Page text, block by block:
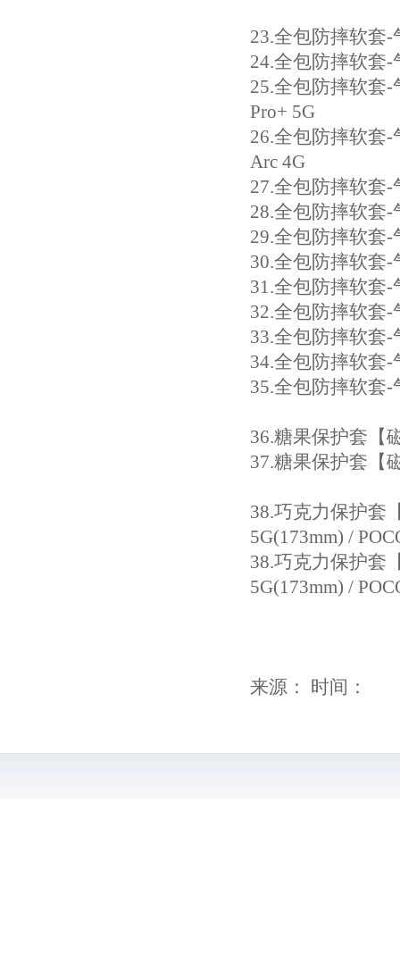
23.全包防摔软套-
24.全包防摔软套-
25.全包防摔软套-
Pro+ 5G
26.全包防摔软套-
Arc 4G
27.全包防摔软套-
28.全包防摔软套-
29.全包防摔软套-
30.全包防摔软套-
31.全包防摔软套-
32.全包防摔软套-
33.全包防摔软套-
34.全包防摔软套-
35.全包防摔软套-
36.糖果保护套【
37.糖果保护套【
38.巧克力保护套
5G(173mm) /
38.巧克力保护套
5G(173mm) /
来源： 时间：